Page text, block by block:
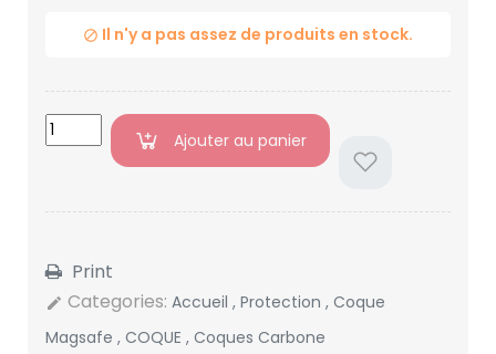
 Il n'y a pas assez de produits en stock.
Ajouter au panier
Print
edit Categories: Accueil , Protection , Coque
Magsafe , COQUE , Coques Carbone